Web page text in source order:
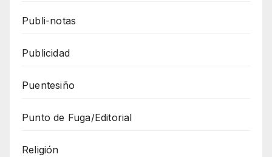
Publi-notas
Publicidad
Puentesiño
Punto de Fuga/Editorial
Religión